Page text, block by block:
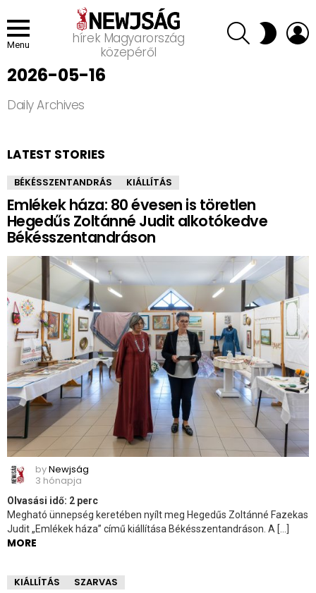
Menu
hírek Magyarország
közepéről
SEARCH SWITCH
SKIN
2026-05-16
Daily Archives
LATEST STORIES
BÉKÉSSZENTANDRÁS KIÁLLÍTÁS
Emlékek háza: 80 évesen is töretlen
Hegedűs Zoltánné Judit alkotókedve
Békésszentandráson
byNewjság
3 hónapja
Olvasási idő: 2 perc
Megható ünnepség keretében nyílt meg Hegedűs Zoltánné Fazekas
Judit „Emlékek háza” című kiállítása Békésszentandráson. A […]
MORE
KIÁLLÍTÁS SZARVAS